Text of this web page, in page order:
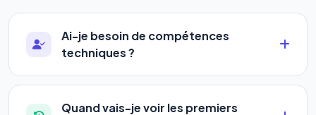
Ai-je besoin de compétences
techniques ?
Absolument pas. Notre logiciel a été conçu pour
être accessible àtous les profils: artisans,
Quand vais-je voir les premiers